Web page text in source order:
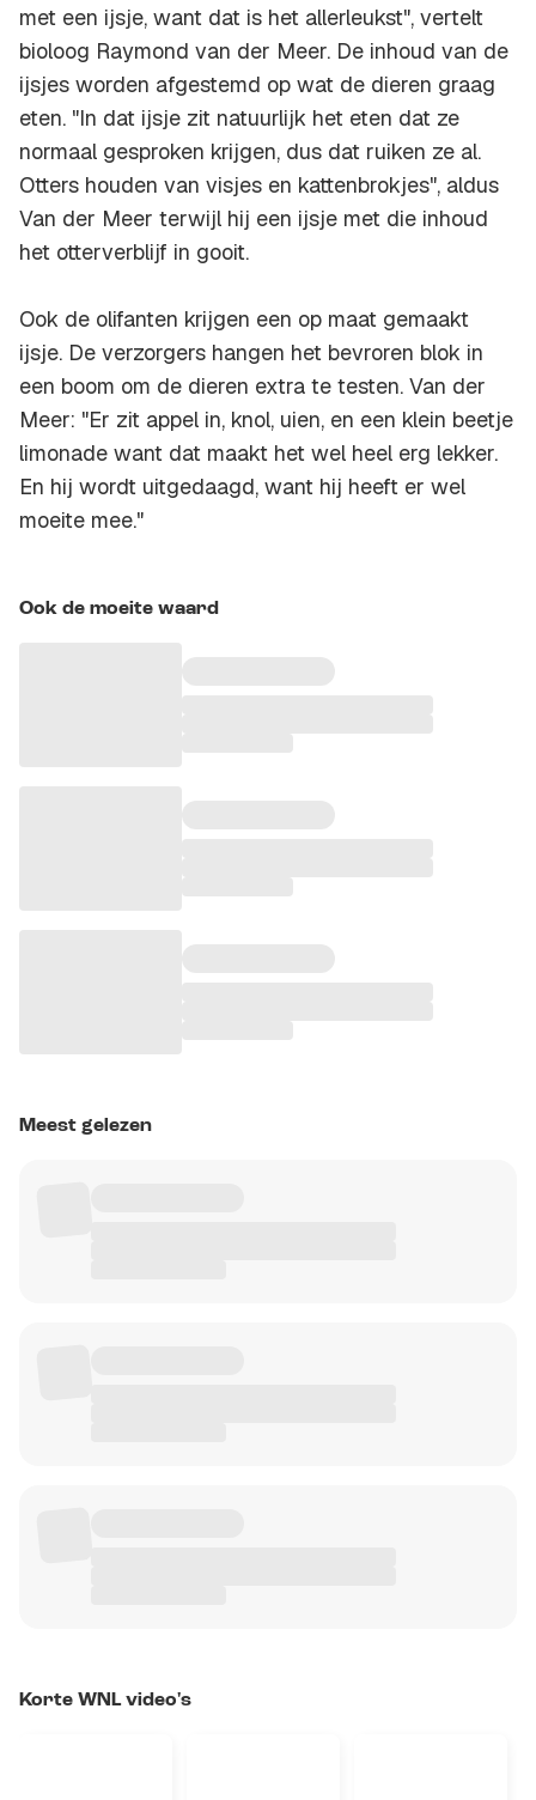
met een ijsje, want dat is het allerleukst", vertelt
bioloog Raymond van der Meer. De inhoud van de
ijsjes worden afgestemd op wat de dieren graag
eten. "In dat ijsje zit natuurlijk het eten dat ze
normaal gesproken krijgen, dus dat ruiken ze al.
Otters houden van visjes en kattenbrokjes", aldus
Van der Meer terwijl hij een ijsje met die inhoud
het otterverblijf in gooit.
Ook de olifanten krijgen een op maat gemaakt
ijsje. De verzorgers hangen het bevroren blok in
een boom om de dieren extra te testen. Van der
Meer: "Er zit appel in, knol, uien, en een klein beetje
limonade want dat maakt het wel heel erg lekker.
En hij wordt uitgedaagd, want hij heeft er wel
moeite mee."
Ook de moeite waard
Meest gelezen
Korte WNL video's